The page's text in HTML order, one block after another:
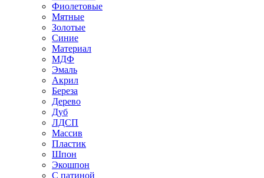
Фиолетовые
Мятные
Золотые
Синие
Материал
МДФ
Эмаль
Акрил
Береза
Дерево
Дуб
ЛДСП
Массив
Пластик
Шпон
Экошпон
С патиной